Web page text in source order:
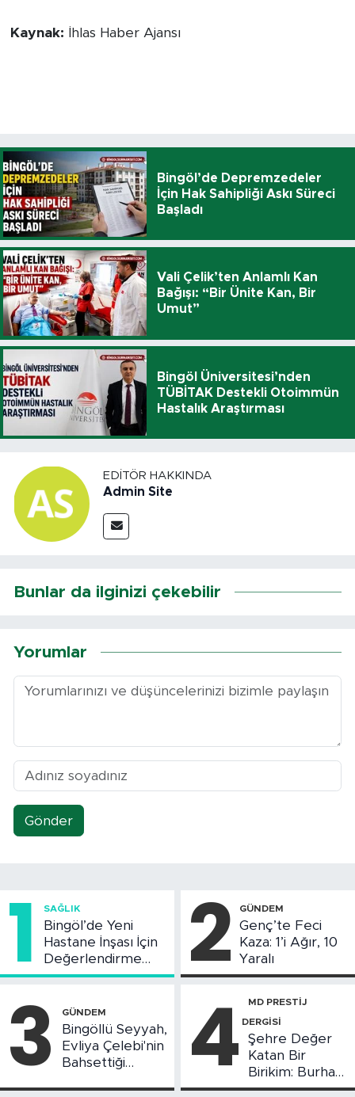
Kaynak: İhlas Haber Ajansı
Bingöl’de Depremzedeler
İçin Hak Sahipliği Askı Süreci
Başladı
Vali Çelik’ten Anlamlı Kan
Bağışı: “Bir Ünite Kan, Bir
Umut”
Bingöl Üniversitesi’nden
TÜBİTAK Destekli Otoimmün
Hastalık Araştırması
EDITÖR HAKKINDA
Admin Site
Bunlar da ilginizi çekebilir
Yorumlar
Gönder
1 SAĞLIK
Bingöl’de Yeni
Hastane İnşası İçin
Değerlendirme
Toplantısı Yapıldı
2 GÜNDEM
Genç’te Feci
Kaza: 1’i Ağır, 10
Yaralı
3 GÜNDEM
Bingöllü Seyyah,
Evliya Çelebi'nin
Bahsettiği
4 MD PRESTİJ
DERGİSİ
Şehre Değer
Katan Bir
Birikim: Burhan
Arıkız